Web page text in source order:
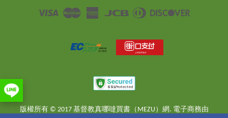
Visa Master
American
JCB
Diners
版權所有 © 2017 基督教真哪噠買書（MEZU）網. 電子商務由